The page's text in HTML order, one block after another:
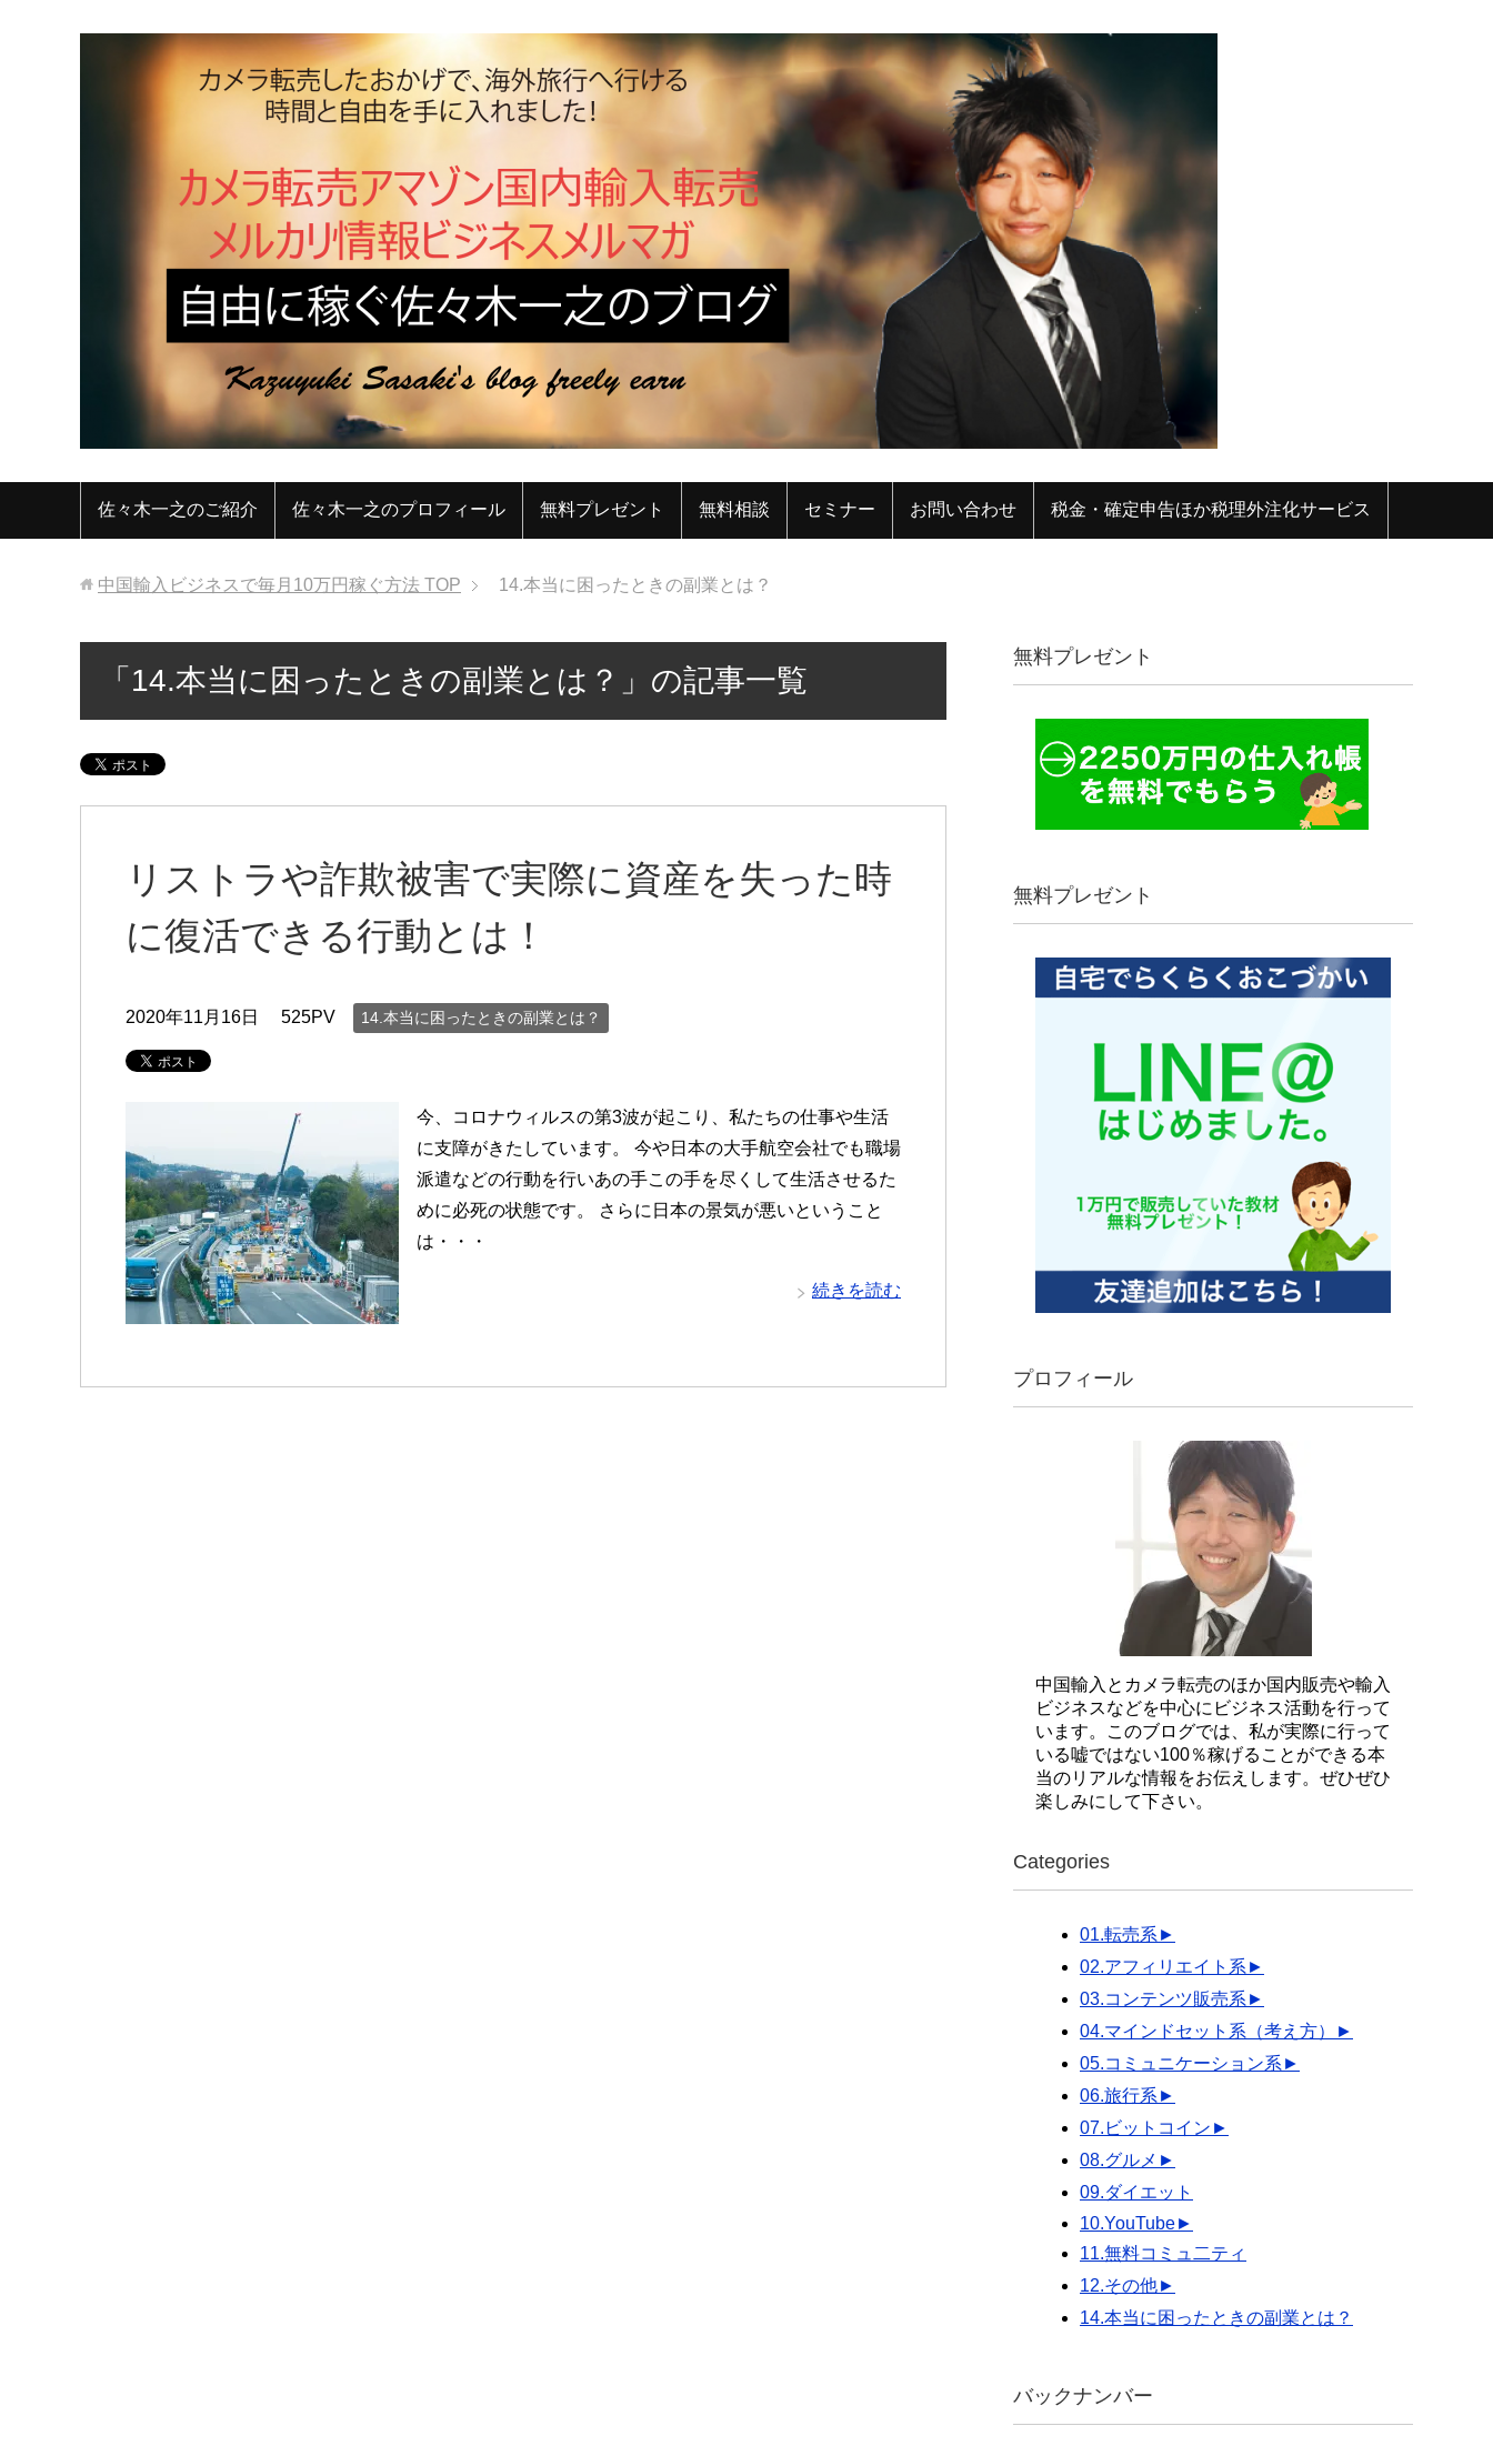
佐々木一之のご紹介 佐々木一之のプロフィール 無料プレゼント 無料相談 セミナー お問い合わせ 税金・確定申告ほか税理外注化サービス
中国輸入ビジネスで毎月10万円稼ぐ方法 TOP 14.本当に困ったときの副業とは？
「14.本当に困ったときの副業とは？」の記事一覧
リストラや詐欺被害で実際に資産を失った時
に復活できる行動とは！
2020年11月16日 525PV 14.本当に困ったときの副業とは？
今、コロナウィルスの第3波が起こり、私たちの仕事や生活
に支障がきたしています。 今や日本の大手航空会社でも職場
派遣などの行動を行いあの手この手を尽くして生活させるた
めに必死の状態です。 さらに日本の景気が悪いということ
は・・・
続きを読む
無料プレゼント
無料プレゼント
プロフィール
中国輸入とカメラ転売のほか国内販売や輸入
ビジネスなどを中心にビジネス活動を行って
います。このブログでは、私が実際に行って
いる嘘ではない100％稼げることができる本
当のリアルな情報をお伝えします。ぜひぜひ
楽しみにして下さい。
Categories
01.転売系 ►
02.アフィリエイト系 ►
03.コンテンツ販売系 ►
04.マインドセット系（考え方）
►
05.コミュニケーション系 ►
06.旅行系 ►
07.ビットコイン ►
08.グルメ ►
09.ダイエット
10.YouTube►
11.無料コミュ二ティ
12.その他►
14.本当に困ったときの副業とは？
バックナンバー